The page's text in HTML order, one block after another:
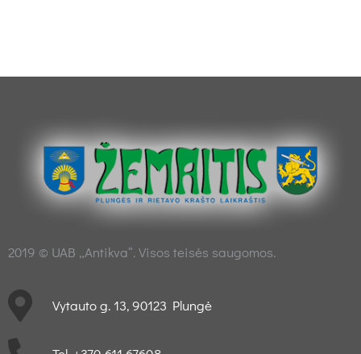
2019 © UAB „Antikva“. Visos teisės saugomos.
Vytauto g. 13, 90123 Plungė